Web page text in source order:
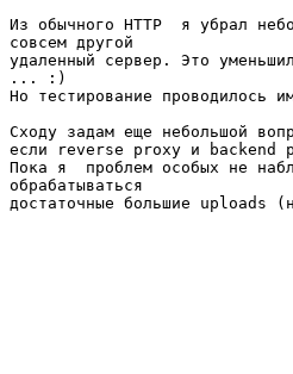
Из обычного HTTP  я убрал
совсем другой
удаленный сервер. Это
... :)
Но тестирование проводилось
Сходу задам еще небольшой
если reverse proxy и backend
Пока я  проблем особых не
обрабатываться
достаточные большие uploads